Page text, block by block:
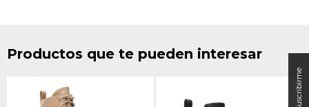
Productos que te pueden interesar